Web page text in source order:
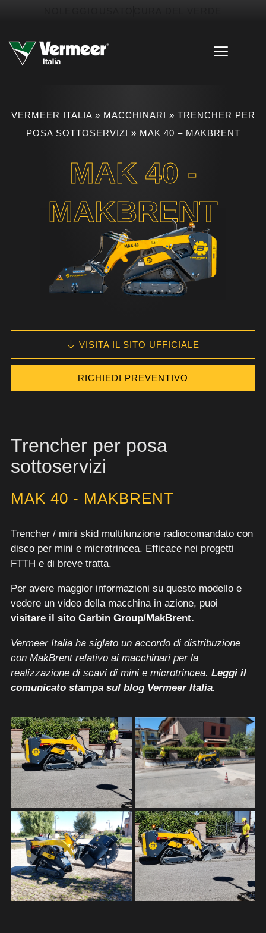
VERMEER ITALIA» MACCHINARI » TRENCHER PER
POSA SOTTOSERVIZI » MAK 40 – MAKBRENT
MAK 40 -
MAKBRENT
VISITA IL SITO UFFICIALE
RICHIEDI PREVENTIVO
Trencher per posa
sottoservizi
MAK 40 - MAKBRENT
Trencher / mini skid multifunzione radiocomandato con
disco per mini e microtrincea. Efficace nei progetti
FTTH e di breve tratta.
Per avere maggior informazioni su questo modello e
vedere un video della macchina in azione, puoi
visitare il sito Garbin Group/MakBrent.
Vermeer Italia ha siglato un accordo di distribuzione
con MakBrent relativo ai macchinari per la
realizzazione di scavi di mini e microtrincea. Leggi il
comunicato stampa sul blog Vermeer Italia.